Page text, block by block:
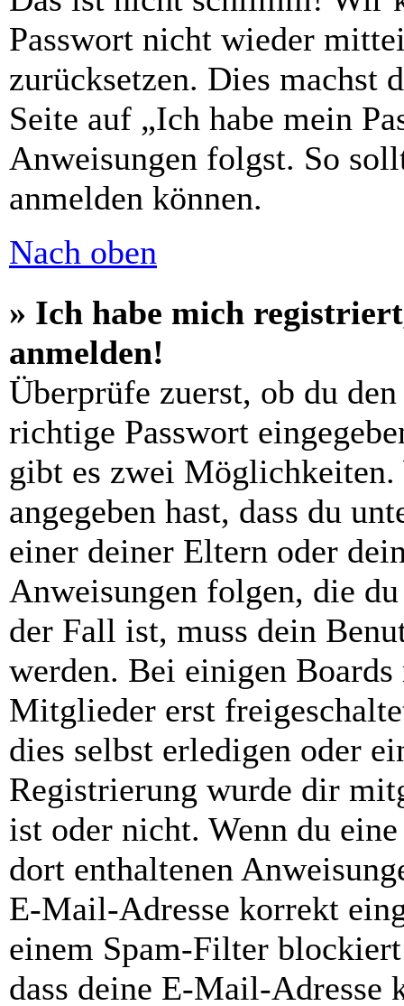
Passwort nicht wieder
zurücksetzen. Dies machst
Seite auf „Ich habe mein
Anweisungen folgst. So
anmelden können.
Nach oben
» Ich habe mich
anmelden!
Überprüfe zuerst, ob du
richtige Passwort
gibt es zwei
angegeben hast, dass du
einer deiner Eltern oder
Anweisungen folgen, die
der Fall ist, muss dein
werden. Bei einigen Boards
Mitglieder erst
dies selbst erledigen oder
Registrierung wurde dir
ist oder nicht. Wenn du
dort enthaltenen
E-Mail-Adresse korrekt
einem Spam-Filter
dass deine E-Mail-Adresse